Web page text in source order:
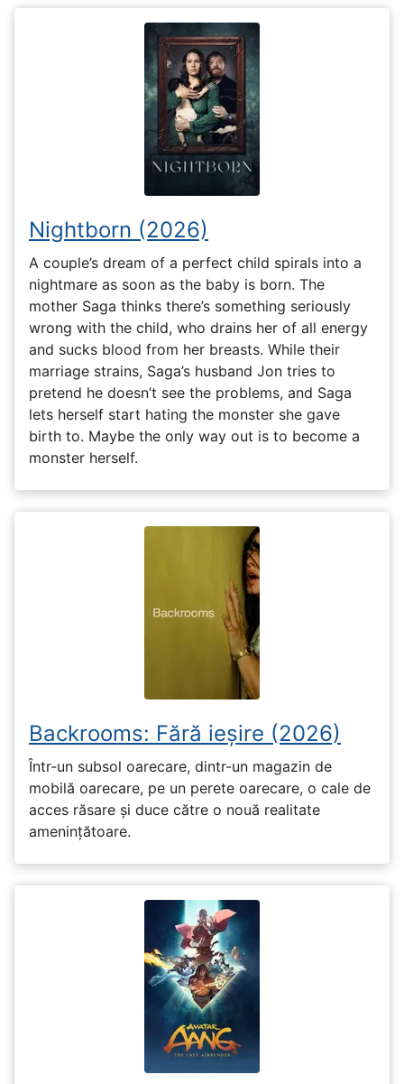
Nightborn (2026)
A couple’s dream of a perfect child spirals into a
nightmare as soon as the baby is born. The
mother Saga thinks there’s something seriously
wrong with the child, who drains her of all energy
and sucks blood from her breasts. While their
marriage strains, Saga’s husband Jon tries to
pretend he doesn’t see the problems, and Saga
lets herself start hating the monster she gave
birth to. Maybe the only way out is to become a
monster herself.
Backrooms: Fără ieșire (2026)
Într-un subsol oarecare, dintr-un magazin de
mobilă oarecare, pe un perete oarecare, o cale de
acces răsare și duce către o nouă realitate
amenințătoare.